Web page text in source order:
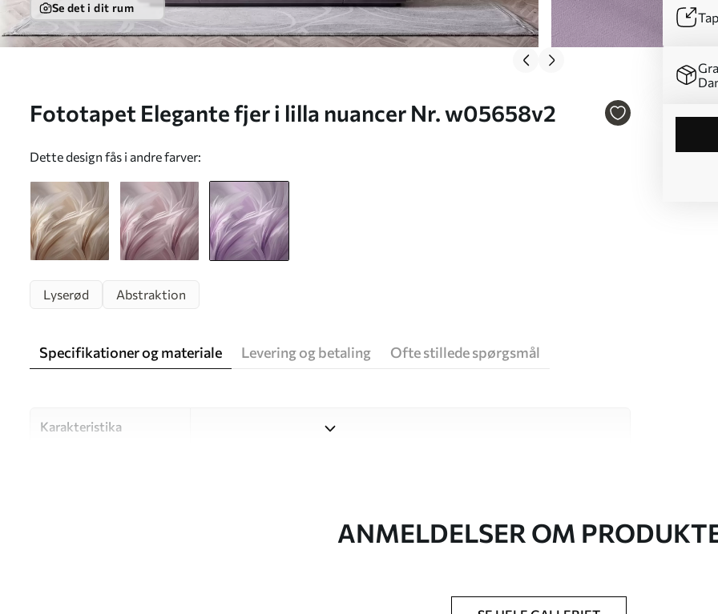
Se det i dit rum
Fototapet Elegante fjer i lilla nuancer Nr. w05658v2
Dette design fås i andre farver:
Lyserød Abstraktion
Specifikationer og materiale Levering og betaling Ofte stillede spørgsmål
Karakteristika
ANMELDELSER OM